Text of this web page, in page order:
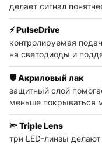
делает сигнал
⚡ PulseDrive
контролируемая
на светодиоды и
🛡️ Акриловый лак
защитный слой
меньше покрываться
🔦 Triple Lens
три LED-линзы